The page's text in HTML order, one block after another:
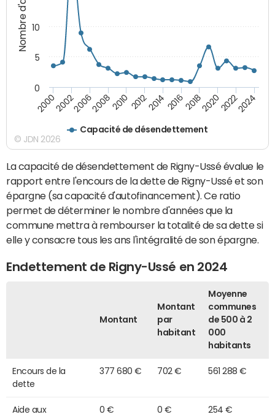
Capacité de désendettement
20002002200620082010 2012201420162018202020222024
0
5
10
© JDN 2026
La capacité de désendettement de Rigny-Ussé évalue le
rapport entre l'encours de la dette de Rigny-Ussé et son
épargne (sa capacité d'autofinancement). Ce ratio
permet de déterminer le nombre d'années que la
commune mettra à rembourser la totalité de sa dette si
elle y consacre tous les ans l'intégralité de son épargne.
Endettement de Rigny-Ussé en 2024
Montant
Montant
par
habitant
Moyenne
communes
de 500 à 2
000
habitants
Encours de la
dette
377 680 € 702 € 561 288 €
Aide aux
0 € 0 € 254 €